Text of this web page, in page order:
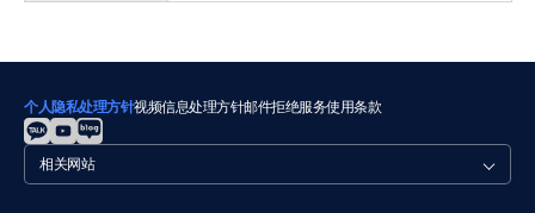
个人隐私处理方针视频信息处理方针邮件拒绝服务使用条款
관
련